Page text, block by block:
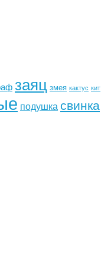
заяц змея кактус кит
подушка свинка